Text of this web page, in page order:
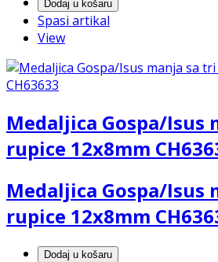
Dodaj u košaru
Spasi artikal
View
Medaljica Gospa/Isus
rupice 12x8mm
Medaljica Gospa/Isus
rupice 12x8mm
Dodaj u košaru